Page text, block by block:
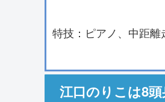
特技：ピアノ、中距離
江口のりこは8頭